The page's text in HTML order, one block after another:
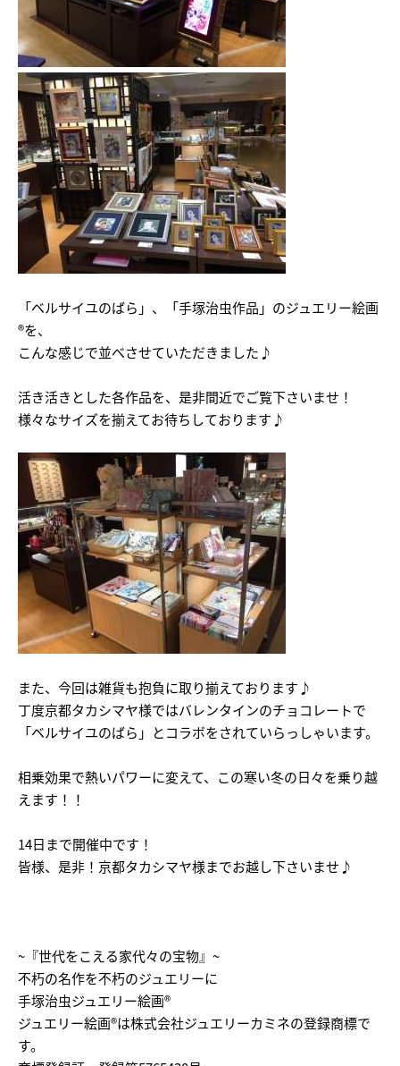
「ベルサイユのばら」、「手塚治虫作品」のジュエリー絵画
®を、
こんな感じで並べさせていただきました♪
活き活きとした各作品を、是非間近でご覧下さいませ！
様々なサイズを揃えてお待ちしております♪
また、今回は雑貨も抱負に取り揃えております♪
丁度京都タカシマヤ様ではバレンタインのチョコレートで
「ベルサイユのばら」とコラボをされていらっしゃいます。
相乗効果で熱いパワーに変えて、この寒い冬の日々を乗り越
えます！！
14日まで開催中です！
皆様、是非！京都タカシマヤ様までお越し下さいませ♪
~『世代をこえる家代々の宝物』~
不朽の名作を不朽のジュエリーに
手塚治虫ジュエリー絵画®
ジュエリー絵画®は株式会社ジュエリーカミネの登録商標で
す。